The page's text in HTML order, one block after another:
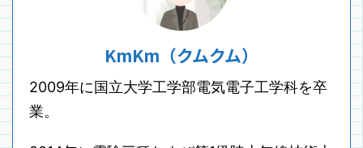
KmKm（クムクム）
2009年に国立大学工学部電気電子工学科を卒
業。